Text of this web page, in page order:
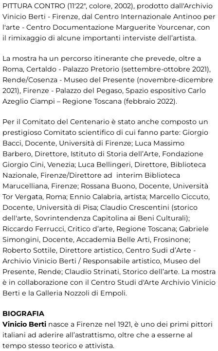
PITTURA CONTRO (11'22", colore, 2002), prodotto dall'Archivio
Vinicio Berti - Firenze, dal Centro Internazionale Antinoo per
l'arte - Centro Documentazione Marguerite Yourcenar, con
il rimixaggio di alcune importanti interviste dell’artista.
La mostra ha un percorso itinerante che prevede, oltre a
Roma, Certaldo - Palazzo Pretorio (settembre-ottobre 2021),
Rende/Cosenza - Museo del Presente (novembre-dicembre
2021), Firenze - Palazzo del Pegaso, Spazio espositivo Carlo
Azeglio Ciampi – Regione Toscana (febbraio 2022).
Per il Comitato del Centenario è stato anche composto un
prestigioso Comitato scientifico di cui fanno parte: Giorgio
Bacci, Docente, Università di Firenze; Luca Massimo
Barbero, Direttore, Istituto di Storia dell’Arte, Fondazione
Giorgio Cini, Venezia; Luca Bellingeri, Direttore, Biblioteca
Nazionale, Firenze/Direttore ad interim Biblioteca
Marucelliana, Firenze; Rossana Buono, Docente, Università
Tor Vergata, Roma; Ennio Calabria, artista; Marcello Ciccuto,
Docente, Università di Pisa; Claudio Crescentini (storico
dell'arte, Sovrintendenza Capitolina ai Beni Culturali);
Riccardo Ferrucci, Critico d’arte, Regione Toscana; Gabriele
Simongini, Docente, Accademia Belle Arti, Frosinone;
Roberto Sottile, Direttore artistico, Centro Sudi d’Arte -
Archivio Vinicio Berti / Responsabile artistico, Museo del
Presente, Rende; Claudio Strinati, Storico dell’arte. La mostra
è in collaborazione con il Centro Studi d'Arte Archivio Vinicio
Berti e la Galleria Nozzoli di Empoli.
BIOGRAFIA
Vinicio Berti nasce a Firenze nel 1921, è uno dei primi pittori
italiani ad aderire all’astrattismo, oltre che a esserne al
tempo stesso teorico e attivista.